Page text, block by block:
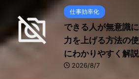
仕事効率化
できる人が無意識
力を上げる方法の
にわかりやすく解説
2026/8/7